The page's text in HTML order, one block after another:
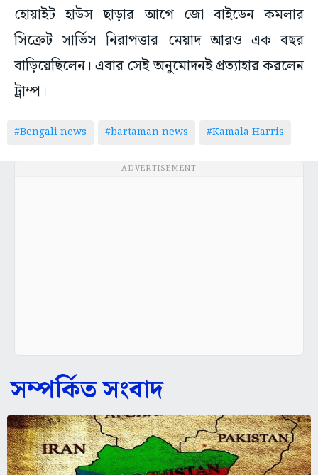
সিক্রেট সার্ভিস নিরাপত্তার মেয়াদ আরও এক বছর
বাড়িয়েছিলেন। এবার সেই অনুমোদনই প্রত্যাহার করলেন
ট্রাম্প।
#Bengali news